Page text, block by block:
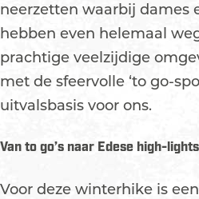
neerzetten waarbij dames
hebben even helemaal
prachtige veelzijdige
met de sfeervolle ‘to go-
uitvalsbasis voor ons.
Van to go’s naar Edese high-lights
Voor deze winterhike is